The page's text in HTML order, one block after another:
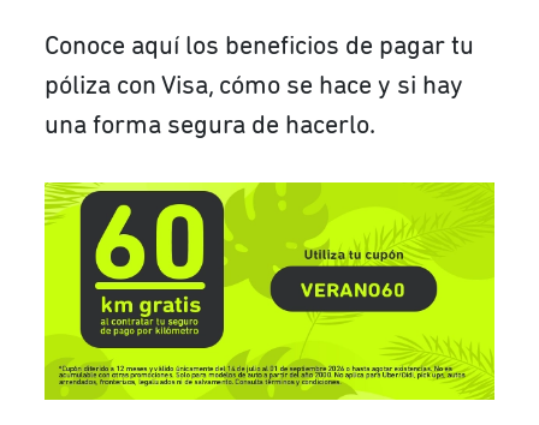
Conoce aquí los beneficios de pagar tu
póliza con Visa, cómo se hace y si hay
una forma segura de hacerlo.